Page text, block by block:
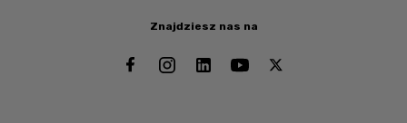
Znajdziesz nas na